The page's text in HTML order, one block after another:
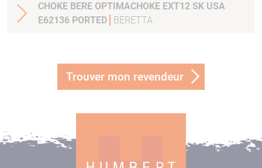
CHOKE BERE OPTIMACHOKE EXT12 SK USA
E62136 PORTED
BERETTA
Trouver mon revendeur